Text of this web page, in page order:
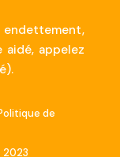
aidé, appelez
de
2023